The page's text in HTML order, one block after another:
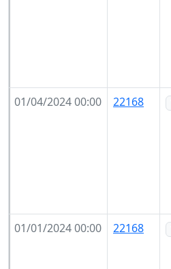
01/04/2024 00:00
22168
01/01/2024 00:00
22168